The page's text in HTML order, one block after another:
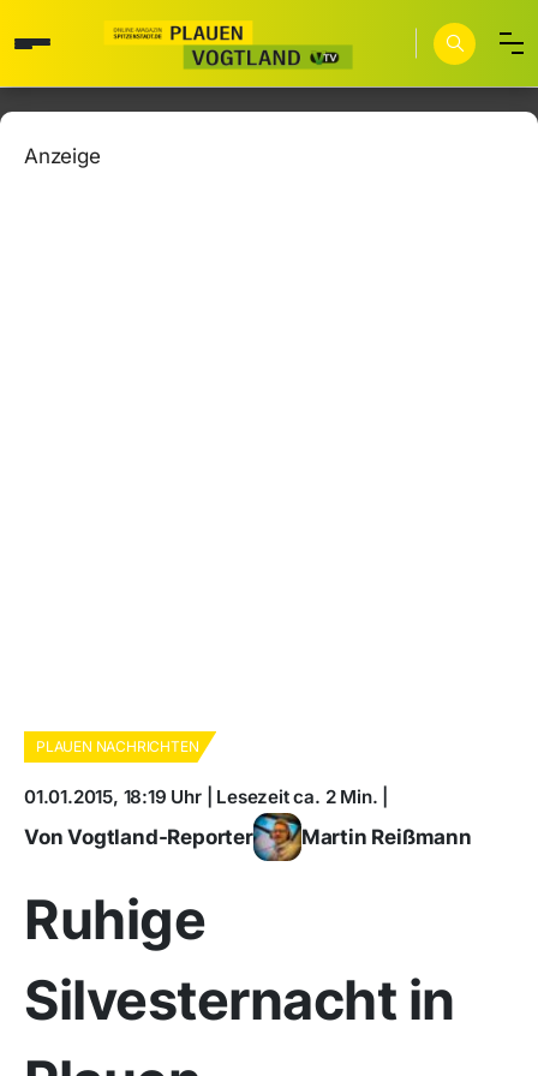
Anzeige
PLAUEN NACHRICHTEN
01.01.2015, 18:19 Uhr | Lesezeit ca. 2 Min. |
Von Vogtland-Reporter Martin Reißmann
Ruhige
Silvesternacht in